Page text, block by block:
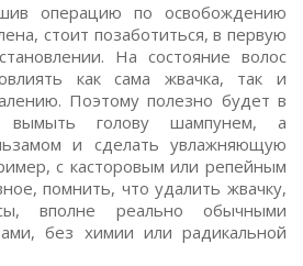
операцию по освобождению
стоит позаботиться, в первую
На состояние волос
как сама жвачка, так и
Поэтому полезно будет в
голову шампунем, а
и сделать увлажняющую
с касторовым или репейным
помнить, что удалить жвачку,
вполне реально обычными
без химии или радикальной